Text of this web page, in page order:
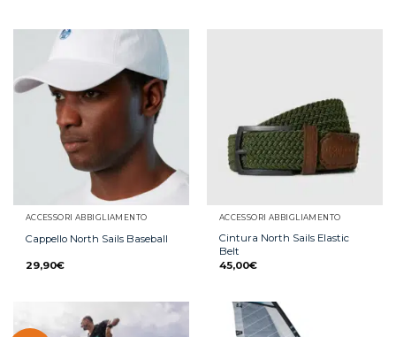
ACCESSORI ABBIGLIAMENTO
Cappello North Sails Baseball
29,90€
ACCESSORI ABBIGLIAMENTO
Cintura North Sails Elastic
Belt
45,00€